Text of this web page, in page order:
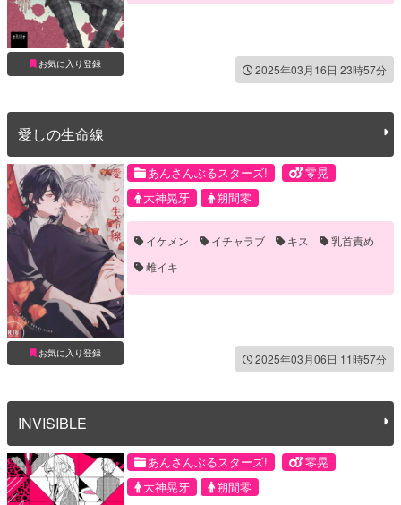
お気に入り登録 2025年03月16日 23時57分
愛しの生命線
お気に入り登録
あんさんぶるスターズ!
零晃
大神晃牙
朔間零
イケメン イチャラブ キス
乳首責め
雌イキ
2025年03月06日 11時57分
INVISIBLE
あんさんぶるスターズ!
零晃
大神晃牙
朔間零